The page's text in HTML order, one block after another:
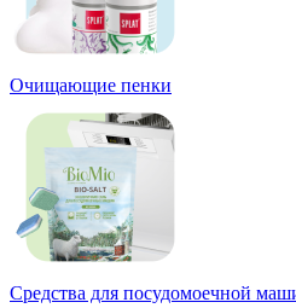
Очищающие пенки
Средства для посудомоечной